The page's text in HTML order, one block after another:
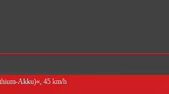
Akku)«, 45 km/h